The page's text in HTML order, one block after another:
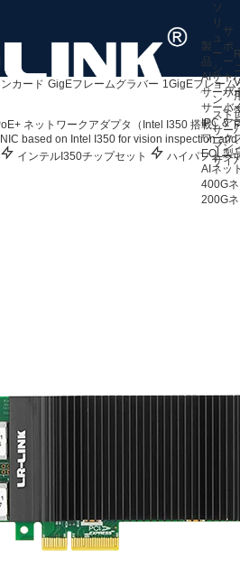
製
品
AIサー
サーバ
サーバ
IPC &
ワーク
EOL製
AIネッ
400G
200G
ソ
リ
ュ
ー
シ
ョ
ン
スト
サー
マシ
サイ
サ
ポ
ー
ト
サ
よ
ア
カード GigEフレームグラバー 1GigEフレーム
ネットワークアダプタ（Intel I350 搭載）
based on Intel I350 for vision inspection
インテルI350チップセット ハイパフォー